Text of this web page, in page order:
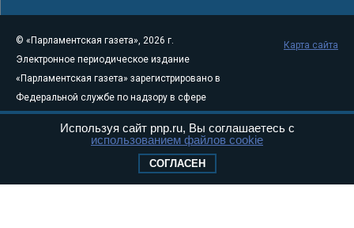
© «Парламентская газета», 2026 г.
Электронное периодическое издание
«Парламентская газета» зарегистрировано в
Федеральной службе по надзору в сфере
связи, информационных технологий и
массовых коммуникаций (Роскомнадзор) 05
Свидетельство о регистрации Эл № ФС77-
Карта сайта
Используя сайт pnp.ru, Вы соглашаетесь с
использованием файлов cookie
СОГЛАСЕН